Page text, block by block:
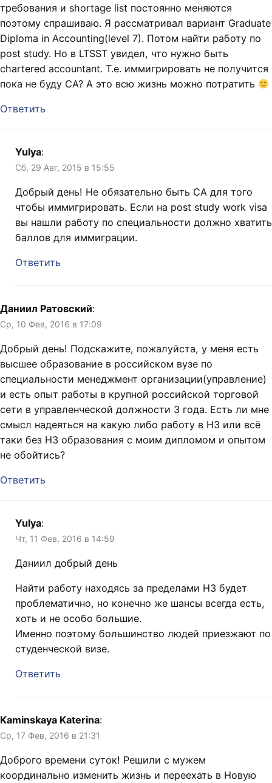
требования и shortage list постоянно меняются
поэтому спрашиваю. Я рассматривал вариант Graduate
Diploma in Accounting(level 7). Потом найти работу по
post study. Но в LTSST увидел, что нужно быть
chartered accountant. Т.е. иммигрировать не получится
пока не буду CA? А это всю жизнь можно потратить
Ответить
Yulya:
Сб, 29 Авг, 2015 в 15:55
Добрый день! Не обязательно быть CA для того
чтобы иммигрировать. Если на post study work visa
вы нашли работу по специальности должно хватить
баллов для иммиграции.
Ответить
Даниил Ратовский:
Ср, 10 Фев, 2016 в 17:09
Добрый день! Подскажите, пожалуйста, у меня есть
высшее образование в российском вузе по
специальности менеджмент организации(управление)
и есть опыт работы в крупной российской торговой
сети в управленческой должности 3 года. Есть ли мне
смысл надеяться на какую либо работу в НЗ или всё
таки без НЗ образования с моим дипломом и опытом
не обойтись?
Ответить
Yulya:
Чт, 11 Фев, 2016 в 14:59
Даниил добрый день
Найти работу находясь за пределами НЗ будет
проблематично, но конечно же шансы всегда есть,
хоть и не особо большие.
Именно поэтому большинство людей приезжают по
студенческой визе.
Ответить
Kaminskaya Katerina:
Ср, 17 Фев, 2016 в 21:31
Доброго времени суток! Решили с мужем
координально изменить жизнь и переехать в Новую